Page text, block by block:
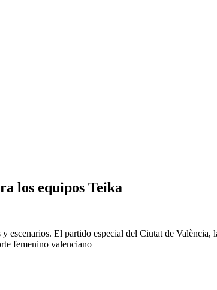
los equipos Teika
escenarios. El partido especial del Ciutat de València,
femenino valenciano